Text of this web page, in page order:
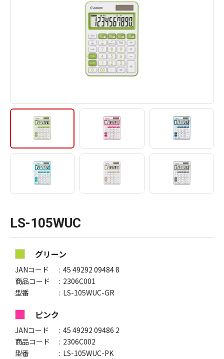
LS-105WUC
グリーン
JANコード
45 49292 09484 8
商品コード
2306C001
型番
LS-105WUC-GR
ピンク
JANコード
45 49292 09486 2
商品コード
2306C002
型番
LS-105WUC-PK